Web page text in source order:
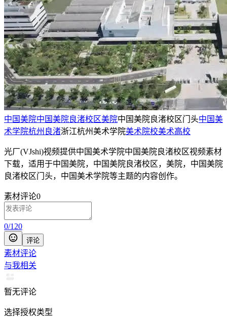
中国美院中国美院良渚校区美院中国美院良渚校区门头中国美
术学院杭州 良渚浙江杭州美术学院美术院校美术高校
光厂(VJshi)视频提供中国美术学院中国美院良渚校区视频素材
下载，适用于中国美院，中国美院良渚校区，美院，中国美院
良渚校区门头，中国美术学院等主题的内容创作。
素材评论0
0/120
评论
素材评论
与我相关
暂无评论
选择授权类型